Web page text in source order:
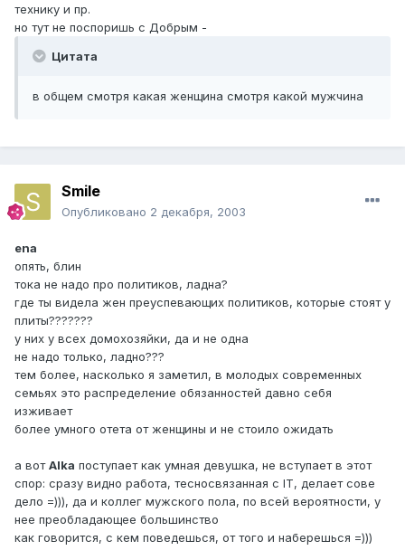
технику и пр.
но тут не поспоришь с Добрым -
Цитата
в общем смотря какая женщина смотря какой мужчина
Smile
Опубликовано 2 декабря, 2003
ena
опять, блин
тока не надо про политиков, ладна?
где ты видела жен преуспевающих политиков, которые стоят у
плиты???????
у них у всех домохозяйки, да и не одна
не надо только, ладно???
тем более, насколько я заметил, в молодых современных
семьях это распределение обязанностей давно себя
изживает
более умного отета от женщины и не стоило ожидать
а вотAlka поступает как умная девушка, не вступает в этот
спор: сразу видно работа, тесносвязанная с IT, делает сове
дело =))), да и коллег мужского пола, по всей вероятности, у
нее преобладающее большинство
как говорится, с кем поведешься, от того и наберешься =)))